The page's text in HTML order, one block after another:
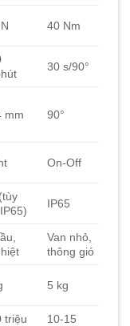
40 Nm
30 s/90°
mm 90°
On-Off
IP65
Van nhỏ,
thông gió
5 kg
triệu 10-15